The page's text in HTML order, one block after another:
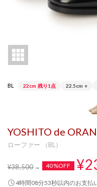
BL 22cm 残り1点 22.5cm ○
YOSHITO de
ローファー （BL）
¥38,500 40%OFF
4時間08分53秒以内のお支払